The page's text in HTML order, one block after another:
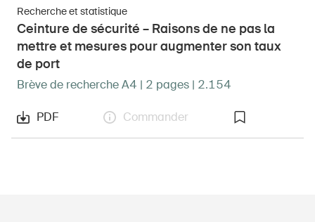
Recherche et statistique
Ceinture de sécurité – Raisons de ne pas la
mettre et mesures pour augmenter son taux
de port
Brève de recherche A4 | 2 pages | 2.154
PDF Commander